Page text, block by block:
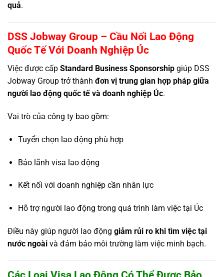
quả.
DSS Jobway Group – Cầu Nối Lao Động
Quốc Tế Với Doanh Nghiệp Úc
Việc được cấp Standard Business Sponsorship giúp DSS
Jobway Group trở thành đơn vị trung gian hợp pháp giữa
người lao động quốc tế và doanh nghiệp Úc.
Vai trò của công ty bao gồm:
Tuyển chọn lao động phù hợp
Bảo lãnh visa lao động
Kết nối với doanh nghiệp cần nhân lực
Hỗ trợ người lao động trong quá trình làm việc tại Úc
Điều này giúp người lao động giảm rủi ro khi tìm việc tại
nước ngoài và đảm bảo môi trường làm việc minh bạch.